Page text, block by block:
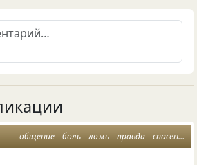
общение боль ложь правда спасение